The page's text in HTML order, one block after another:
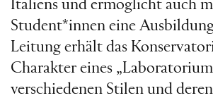
Italiens und ermöglicht auch
Student*innen eine
Leitung erhält das
Charakter eines
verschiedenen Stilen und